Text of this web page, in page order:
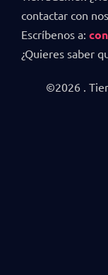
contactar con
Escríbenos a:
¿Quieres saber
©2026 .